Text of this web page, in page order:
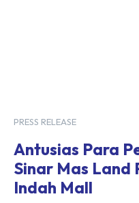
PRESS RELEASE
Antusias Para
Sinar Mas Land
Indah Mall